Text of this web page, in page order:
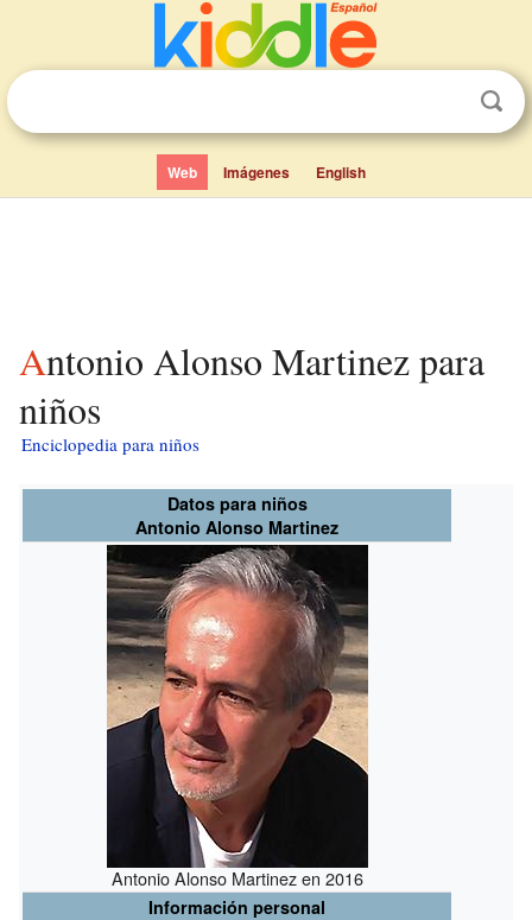
Web Imágenes English
Antonio Alonso Martinez para
niños
Enciclopedia para niños
Datos para niños
Antonio Alonso Martinez
Antonio Alonso Martinez en 2016
Información personal